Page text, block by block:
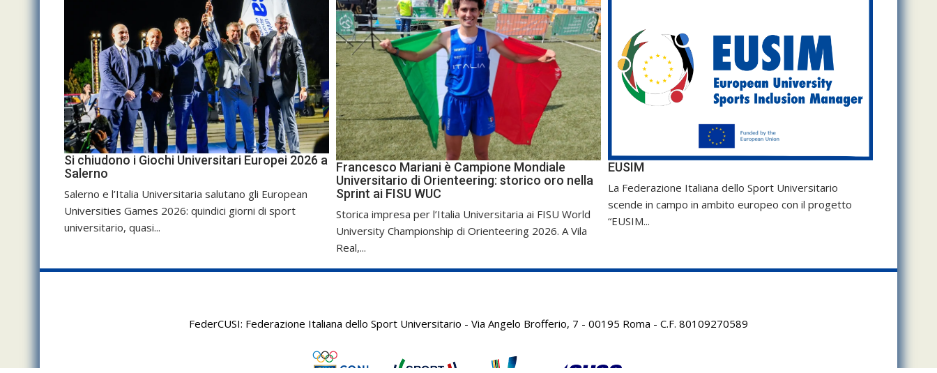
Si chiudono i Giochi Universitari Europei 2026 a
Salerno
Salerno e l’Italia Universitaria salutano gli European
Universities Games 2026: quindici giorni di sport
universitario, quasi...
Francesco Mariani è Campione Mondiale
Universitario di Orienteering: storico oro nella
Sprint ai FISU WUC
Storica impresa per l’Italia Universitaria ai FISU World
University Championship di Orienteering 2026. A Vila
Real,...
EUSIM
La Federazione Italiana dello Sport Universitario
scende in campo in ambito europeo con il progetto
“EUSIM...
FederCUSI: Federazione Italiana dello Sport Universitario - Via Angelo Brofferio, 7 - 00195 Roma - C.F. 80109270589